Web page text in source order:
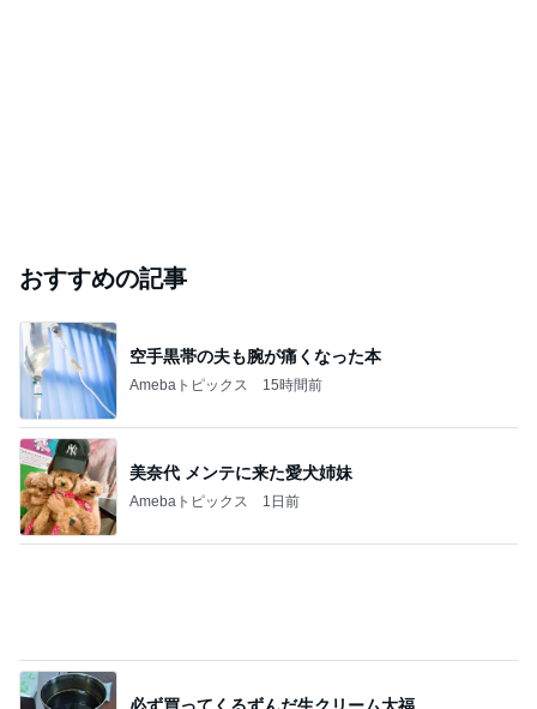
おすすめの記事
空手黒帯の夫も腕が痛くなった本
Amebaトピックス 15時間前
美奈代 メンテに来た愛犬姉妹
Amebaトピックス 1日前
古村比呂 原爆の日に平和への願い